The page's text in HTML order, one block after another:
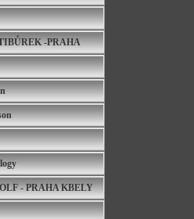
-PRAHA
- PRAHA KBELY